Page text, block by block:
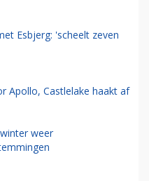
Esbjerg: 'scheelt zeven
Apollo, Castlelake haakt af
weer